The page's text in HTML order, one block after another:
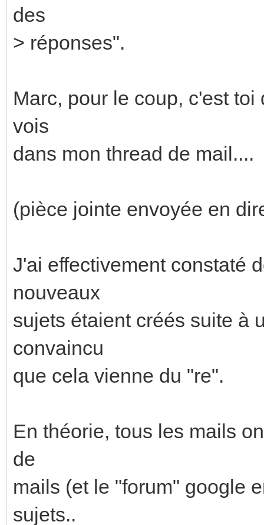
des
> réponses".
Marc, pour le coup, c'est
vois
dans mon thread de mail....
(pièce jointe envoyée en
J'ai effectivement constaté
nouveaux
sujets étaient créés suite à
convaincu
que cela vienne du "re".
En théorie, tous les mails
de
mails (et le "forum" google
sujets..